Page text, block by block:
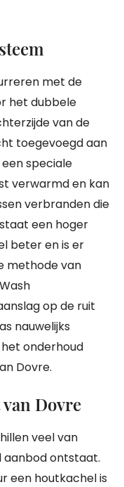
met de
het dubbele
van de
toegevoegd aan
speciale
verwarmd en kan
verbranden die
een hoger
beter en is er
methode van
op de ruit
nauwelijks
onderhoud
Dovre.
Dovre
veel van
aanbod ontstaat.
een houtkachel is